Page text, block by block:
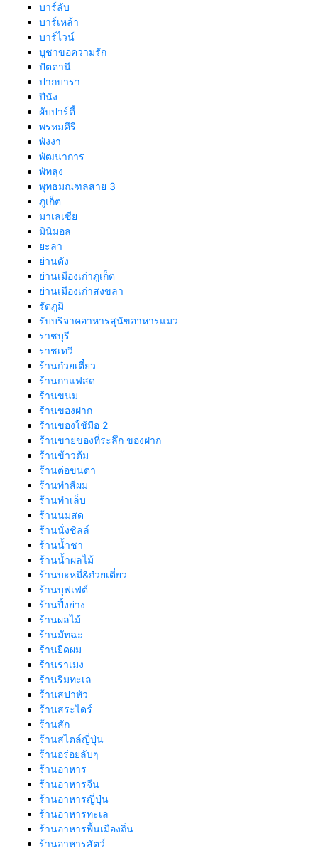
บาร์ลับ
บาร์เหล้า
บาร์ไวน์
บูชาขอความรัก
ปัตตานี
ปากบารา
ปีนัง
ผับปาร์ตี้
พรหมคีรี
พังงา
พัฒนาการ
พัทลุง
พุทธมณฑลสาย 3
ภูเก็ต
มาเลเซีย
มินิมอล
ยะลา
ย่านดัง
ย่านเมืองเก่าภูเก็ต
ย่านเมืองเก่าสงขลา
รัตภูมิ
รับบริจาคอาหารสุนัขอาหารแมว
ราชบุรี
ราชเทวี
ร้านก๋วยเตี๋ยว
ร้านกาแฟสด
ร้านขนม
ร้านของฝาก
ร้านของใช้มือ 2
ร้านขายของที่ระลึก ของฝาก
ร้านข้าวต้ม
ร้านต่อขนตา
ร้านทำสีผม
ร้านทำเล็บ
ร้านนมสด
ร้านนั่งชิลล์
ร้านน้ำชา
ร้านน้ำผลไม้
ร้านบะหมี่&ก๋วยเตี๋ยว
ร้านบุฟเฟต์
ร้านปิ้งย่าง
ร้านผลไม้
ร้านมัทฉะ
ร้านยืดผม
ร้านราเมง
ร้านริมทะเล
ร้านสปาหัว
ร้านสระไดร์
ร้านสัก
ร้านสไตล์ญี่ปุ่น
ร้านอร่อยลับๆ
ร้านอาหาร
ร้านอาหารจีน
ร้านอาหารญี่ปุ่น
ร้านอาหารทะเล
ร้านอาหารพื้นเมืองถิ่น
ร้านอาหารสัตว์